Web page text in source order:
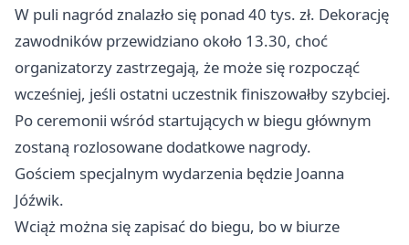
W puli nagród znalazło się ponad 40 tys. zł. Dekorację
zawodników przewidziano około 13.30, choć
organizatorzy zastrzegają, że może się rozpocząć
wcześniej, jeśli ostatni uczestnik finiszowałby szybciej.
Po ceremonii wśród startujących w biegu głównym
zostaną rozlosowane dodatkowe nagrody.
Gościem specjalnym wydarzenia będzie Joanna
Jóźwik.
Wciąż można się zapisać do biegu, bo w biurze